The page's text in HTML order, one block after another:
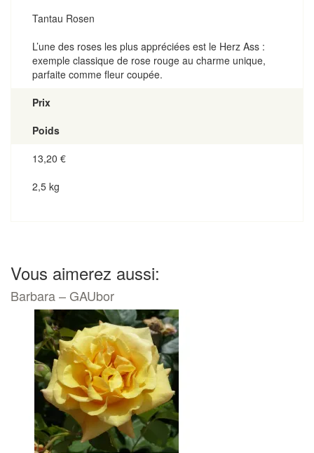
Tantau Rosen
L’une des roses les plus appréciées est le Herz Ass :
exemple classique de rose rouge au charme unique,
parfaite comme fleur coupée.
Prix
Poids
13,20 €
2,5 kg
Vous aimerez aussi:
Barbara – GAUbor